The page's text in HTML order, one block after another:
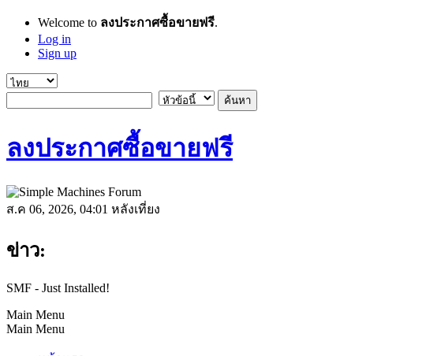
Welcome to ลงประกาศซื้อขายฟรี.
Log in
Sign up
ลงประกาศซื้อขายฟรี
ส.ค 06, 2026, 04:01 หลังเที่ยง
ข่าว:
SMF - Just Installed!
Main Menu
Main Menu